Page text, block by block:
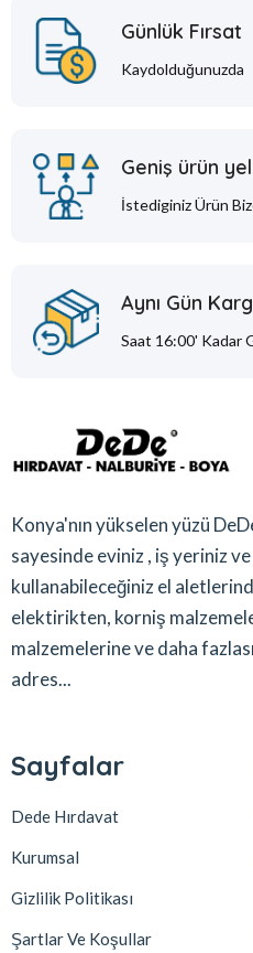
Günlük Fırsat
Kaydolduğunuzda
Geniş ürün
İstediginiz Ürün
Aynı Gün
Saat 16:00' Kadar
Konya'nın yükselen yüzü
sayesinde eviniz , iş yeriniz
kullanabileceğiniz el
elektirikten, korniş
malzemelerine ve daha
adres...
Sayfalar
Dede Hırdavat
Kurumsal
Gizlilik Politikası
Şartlar Ve Koşullar